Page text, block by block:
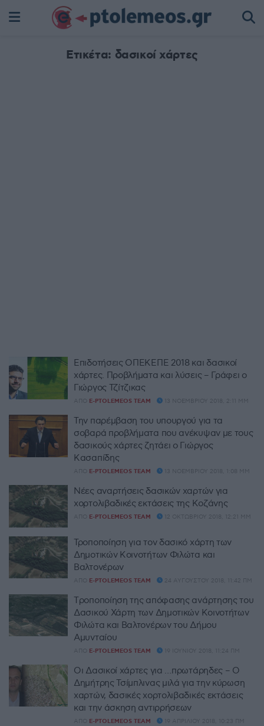
Ετικέτα: δασικοί χάρτες
Επιδοτήσεις ΟΠΕΚΕΠΕ 2018 και δασικοί
χάρτες. Προβλήματα και λύσεις – Γράφει ο
Γιώργος Τζίτζικας
ΑΠΌ E-PTOLEMEOS TEAM 13 ΝΟΕΜΒΡΊΟΥ 2018, 2:11 ΜΜ
Την παρέμβαση του υπουργού για τα
σοβαρά προβλήματα που ανέκυψαν με τους
δασικούς χάρτες ζητάει ο Γιώργος
Κασαπίδης
ΑΠΌ E-PTOLEMEOS TEAM 13 ΝΟΕΜΒΡΊΟΥ 2018, 1:08 ΜΜ
Νέες αναρτήσεις δασικών χαρτών για
χορτολιβαδικές εκτάσεις της Κοζάνης
ΑΠΌ E-PTOLEMEOS TEAM 12 ΟΚΤΩΒΡΊΟΥ 2018, 12:21 ΜΜ
Τροποποίηση για τον δασικό χάρτη των
Δημοτικών Κοινοτήτων Φιλώτα και
Βαλτονέρων
ΑΠΌ E-PTOLEMEOS TEAM 24 ΑΥΓΟΎΣΤΟΥ 2018, 11:42 ΠΜ
Tροποποίηση της απόφασης ανάρτησης του
Δασικού Χάρτη των Δημοτικών Κοινοτήτων
Φιλώτα και Βαλτονέρων του Δήμου
Αμυνταίου
ΑΠΌ E-PTOLEMEOS TEAM 19 ΙΟΥΝΊΟΥ 2018, 11:24 ΠΜ
Οι Δασικοί χάρτες για …πρωτάρηδες – Ο
Δημήτρης Τσίμπλινας μιλά για την κύρωση
χαρτών, δασικές χορτολιβαδικές εκτάσεις
και την άσκηση αντιρρήσεων
ΑΠΌ E-PTOLEMEOS TEAM 19 ΑΠΡΙΛΊΟΥ 2018, 10:23 ΠΜ